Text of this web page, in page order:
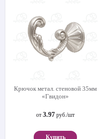
Крючок метал. стеновой 35мм
«Гвидон»
от3.97 руб./шт
Купить